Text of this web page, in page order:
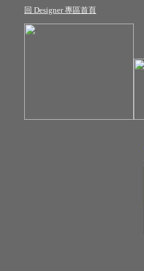
回 Designer 專區首頁